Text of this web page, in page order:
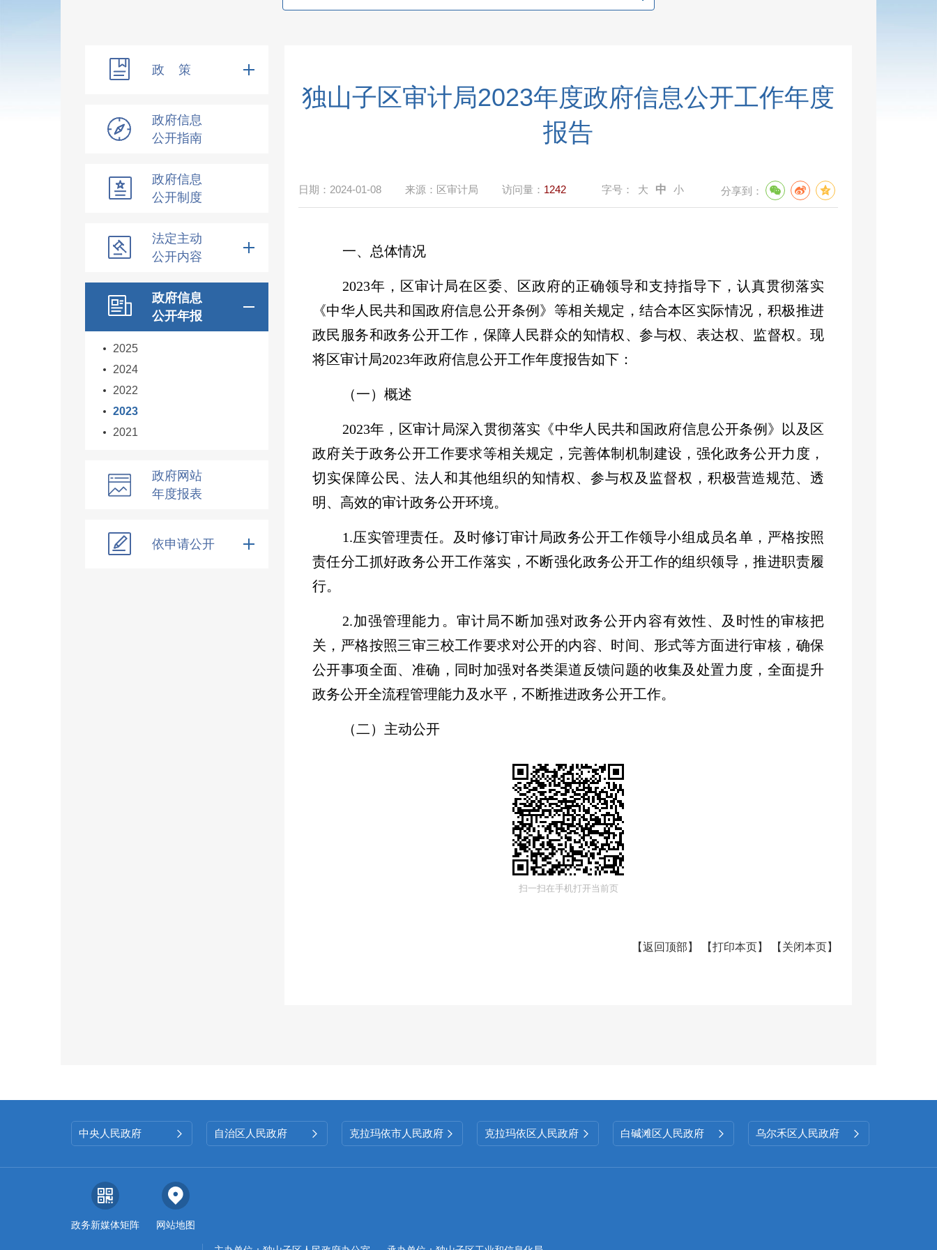
政 策
政府信息
公开指南
政府信息
公开制度
法定主动
公开内容
政府信息
公开年报
2025
2024
2022
2023
2021
政府网站
年度报表
依申请公开
独山子区审计局2023年度政府信息公开工作年度
报告
日期： 2024-01-08 来源： 区审计局 访问量： 1242 字号： 大 中 小 分享到：
一、总体情况
2023年，区审计局在区委、区政府的正确领导和支持指导下，认真贯彻落实
《中华人民共和国政府信息公开条例》等相关规定，结合本区实际情况，积极推进
政民服务和政务公开工作 ，保障人民群众的知情权、参与权、表达权、监督权 。现
将区审计局2023年政府信息公开工作年度报告如下：
（一） 概述
2023年，区审计局深入贯彻落实《中华人民共和国政府信息公开条例》以及区
政府关于政务公开工作要求等相关规定，完善体制机制建设，强化政务公开力度，
切实保障公民、法人和其他组织的知情权、参与权及监督权，积极营造规范、透
明、高效的审计政务公开环境。
1.压实管理责任。及时修订审计局政务公开工作领导小组成员名单，严格按照
责任分工抓好政务公开工作落实，不断强化政务公开工作的组织领导，推进职责履
行。
2.加强管理能力。审计局不断加强对政务公开内容有效性、及时性的审核把
关，严格按照三审三校工作要求对公开的内容、时间、形式等方面进行审核，确保
公开事项全面、准确，同时加强对各类渠道反馈问题的收集及处置力度，全面提升
政务公开全流程管理能力及水平，不断推进政务公开工作。
（二）主动公开
年，区审计局主动公开信息共 4条，包含在政府信息公开指南栏目发布的独
山子区审计局政府信息公开指南，在财政预、决算信息栏目发布的新疆维吾尔自治
2023年部门预算公开、新疆维吾尔自治区克拉玛依市
年整体支出绩效目标表、新疆克拉玛依市独山子区审计局
一是充分发挥政府网站的政府信息公开主渠道作用，及时公开审计动态、政策
法规、审计公告等各类政府信息。二是积极探索创新，拓宽丰富政府信息公开的渠
扫一扫在手机打开当前页
【返回顶部 】 【打印本页】 【 关闭本页】
中央人民政府  自治区人民政府  克拉玛依市人民政府  克拉玛依区人民政府  白碱滩区人民政府  乌尔禾区人民政府 
政务新媒体矩阵 网站地图